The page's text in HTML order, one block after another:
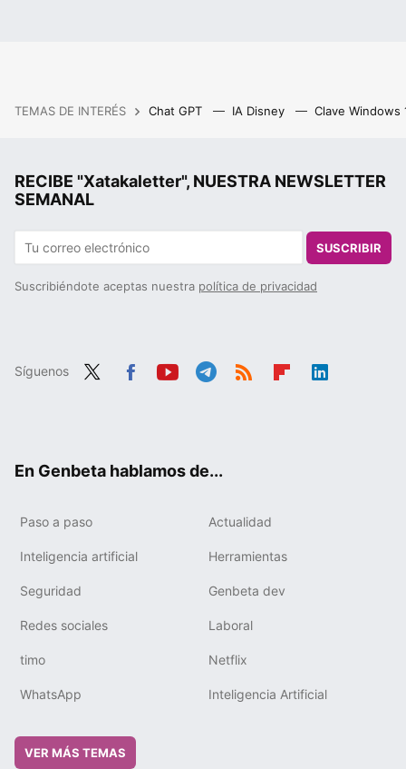
TEMAS DE INTERÉS Chat GPT IA Disney Clave Windows
RECIBE "Xatakaletter", NUESTRA NEWSLETTER
SEMANAL
SUSCRIBIR
Suscribiéndote aceptas nuestra política de privacidad
Síguenos
En Genbeta hablamos de...
Paso a paso Actualidad
Inteligencia artificial Herramientas
Seguridad Genbeta dev
Redes sociales Laboral
timo Netflix
WhatsApp Inteligencia Artificial
VER MÁS TEMAS